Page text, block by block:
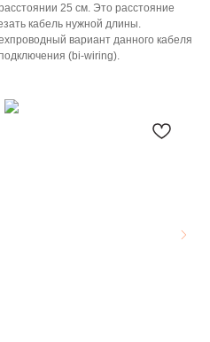
25 см. Это расстояние
кабель нужной длины.
вариант данного кабеля
(bi-wiring).